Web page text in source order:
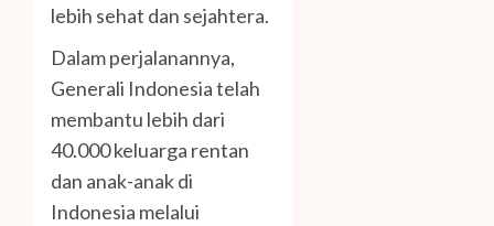
lebih sehat dan sejahtera.
Dalam perjalanannya,
Generali Indonesia telah
membantu lebih dari
40.000 keluarga rentan
dan anak-anak di
Indonesia melalui